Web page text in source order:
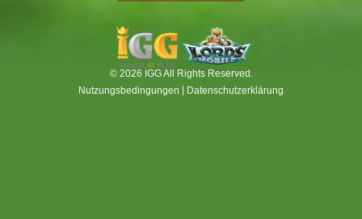
© 2026 IGG All Rights Reserved.
Nutzungsbedingungen
Datenschutzerklärung